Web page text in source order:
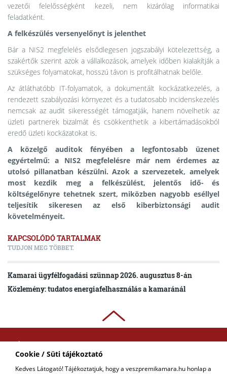
Cookie / Süti tájékoztató
Kedves Látogató! Tájékoztatjuk, hogy a veszpremikamara.hu honlap a
vezetői felelősségként kezeli, nem kizárólag informatikai
feladatként.
A felkészülés versenyelőnyt is jelenthet
Bár a NIS2 megfelelés elsődlegesen jogszabályi kötelezettség, a
szakértők szerint azok a vállalkozások, amelyek időben kialakítják a
szükséges folyamatokat, hosszú távon is profitálhatnak belőle.
Az átláthatóbb IT-folyamatok, a dokumentált kockázatkezelés, a
rendezett szabályozási környezet és a tudatosabb incidenskezelés
nemcsak az audit sikerességét támogatják, hanem növelhetik az
üzleti partnerek bizalmát és csökkenthetik a kibertámadásokból
eredő üzleti kockázatokat is.
A közelgő auditok fényében a legfontosabb üzenet
egyértelmű: a NIS2 megfelelésre már nem érdemes az
utolsó pillanatban készülni. Azok a szervezetek, amelyek
most kezdik meg a felkészülést, jelentős idő- és
költségelőnyre tehetnek szert, miközben nagyobb eséllyel
teljesítik sikeresen az első kiberbiztonsági audit
követelményeit.
KAPCSOLÓDÓ TARTALMAK
TUDJON MEG TÖBBET.
Kamarai ügyfélfogadási szünnap 2026. augusztus 8-án
Közlemény: tudatos energiafelhasználás a kamaránál